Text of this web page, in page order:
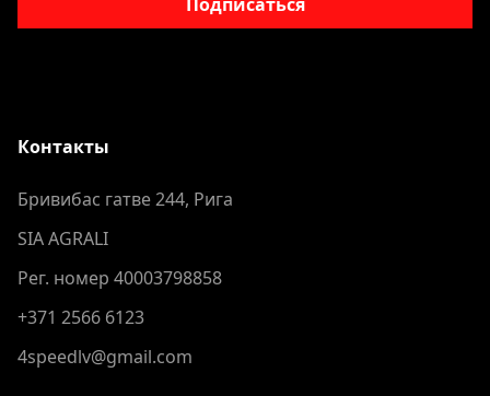
Контакты
Бривибас гатве 244, Рига
SIA AGRALI
Рег. номер 40003798858
+371 2566 6123
4speedlv@gmail.com